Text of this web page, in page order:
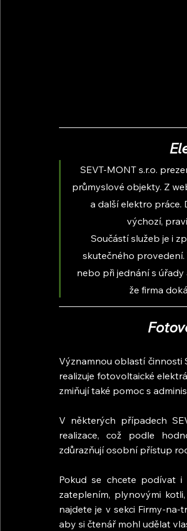
SEVT-MONT s.r.o.
průmyslové objekty. Z
a další elektro práce.
výchozí,
Součástí služeb je i
skutečného
nebo při jednání s
že firma
Významnou oblastí činnosti
realizuje fotovoltaické
zmiňují také pomoc s
V některých případech
realizace, což podle
zdůrazňují osobní přístup
Pokud se chcete podívat i
zateplením, plynovými
najdete je v sekci Firmy-
aby si čtenář mohl udělat